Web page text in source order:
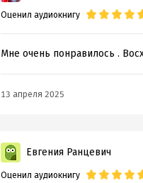
Оценил аудиокнигу
Мне очень понравилось .
13 апреля 2025
Евгения Ранцевич
Оценил аудиокнигу